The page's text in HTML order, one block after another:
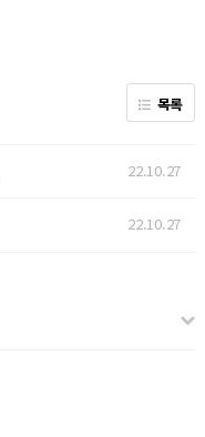
목록
22.10.27
22.10.27